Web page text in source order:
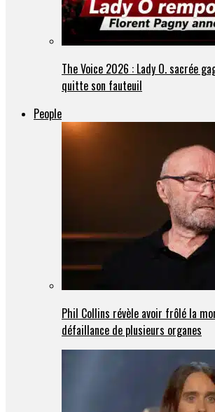
The Voice 2026 : Lady O. sacrée
quitte son fauteuil
People
Phil Collins révèle avoir frôlé la
défaillance de plusieurs organes